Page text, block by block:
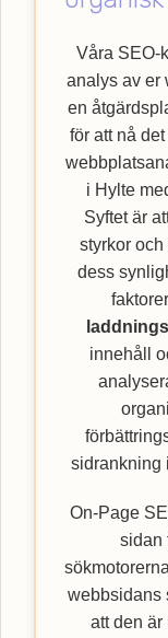
förbättra
en
Våra SEO-
analys av er
en
för att nå
i Hylte
Syftet är
styrkor och
dess
innehåll
sidrankning
On-Page
sidan
webbsidans
att den är